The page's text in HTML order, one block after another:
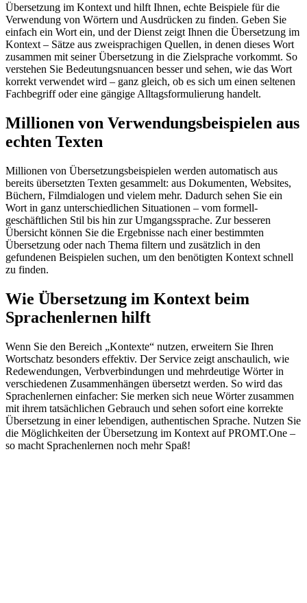
Übersetzung im Kontext und hilft Ihnen, echte Beispiele für die
Verwendung von Wörtern und Ausdrücken zu finden. Geben Sie
einfach ein Wort ein, und der Dienst zeigt Ihnen die Übersetzung im
Kontext – Sätze aus zweisprachigen Quellen, in denen dieses Wort
zusammen mit seiner Übersetzung in die Zielsprache vorkommt. So
verstehen Sie Bedeutungsnuancen besser und sehen, wie das Wort
korrekt verwendet wird – ganz gleich, ob es sich um einen seltenen
Fachbegriff oder eine gängige Alltagsformulierung handelt.
Millionen von Verwendungsbeispielen aus
echten Texten
Millionen von Übersetzungsbeispielen werden automatisch aus
bereits übersetzten Texten gesammelt: aus Dokumenten, Websites,
Büchern, Filmdialogen und vielem mehr. Dadurch sehen Sie ein
Wort in ganz unterschiedlichen Situationen – vom formell-
geschäftlichen Stil bis hin zur Umgangssprache. Zur besseren
Übersicht können Sie die Ergebnisse nach einer bestimmten
Übersetzung oder nach Thema filtern und zusätzlich in den
gefundenen Beispielen suchen, um den benötigten Kontext schnell
zu finden.
Wie Übersetzung im Kontext beim
Sprachenlernen hilft
Wenn Sie den Bereich „Kontexte“ nutzen, erweitern Sie Ihren
Wortschatz besonders effektiv. Der Service zeigt anschaulich, wie
Redewendungen, Verbverbindungen und mehrdeutige Wörter in
verschiedenen Zusammenhängen übersetzt werden. So wird das
Sprachenlernen einfacher: Sie merken sich neue Wörter zusammen
mit ihrem tatsächlichen Gebrauch und sehen sofort eine korrekte
Übersetzung in einer lebendigen, authentischen Sprache. Nutzen Sie
die Möglichkeiten der Übersetzung im Kontext auf PROMT.One –
so macht Sprachenlernen noch mehr Spaß!